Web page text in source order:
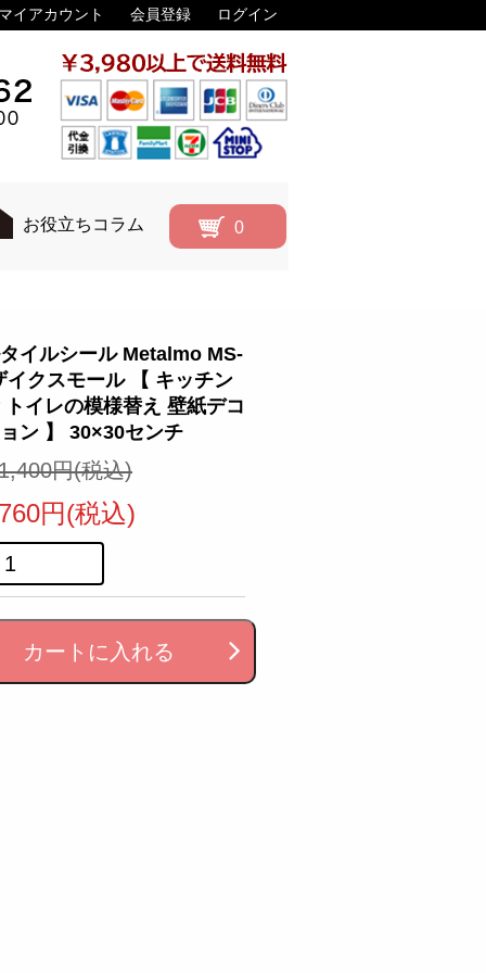
イアカウント 会員登録 ログイン
お役立ちコラム 0
イルシール Metalmo MS-
イクスモール 【 キッチン
トイレの模様替え 壁紙デコ
ン 】 30×30センチ
円(税込)
円(税込)
カートに入れる